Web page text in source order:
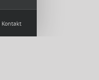
Kontakt